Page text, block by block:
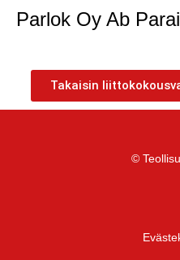
Parlok Oy Ab
Takaisin
©